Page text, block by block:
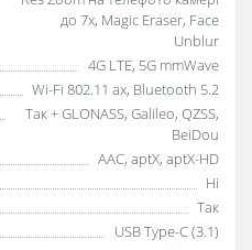
до 7x, Magic Eraser, Face
Unblur
4G LTE, 5G mmWave
Wi-Fi 802.11 ax, Bluetooth 5.2
Так + GLONASS, Galileo, QZSS,
BeiDou
AAC, aptX, aptX-HD
Нi
Так
USB Type-C (3.1)